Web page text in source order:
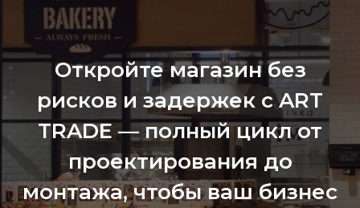
Откройте магазин без
рисков и задержек с ART
TRADE — полный цикл от
проектирования до
монтажа, чтобы ваш бизнес